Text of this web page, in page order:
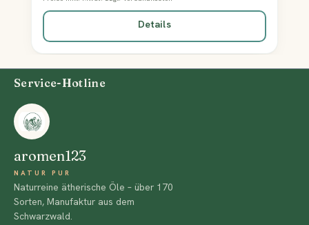
Details
Service-Hotline
aromen123
NATUR PUR
Naturreine ätherische Öle – über 170
Sorten, Manufaktur aus dem
Schwarzwald.